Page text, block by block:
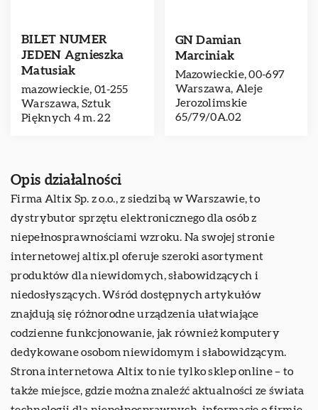
BILET NUMER
JEDEN Agnieszka
Matusiak
mazowieckie, 01-255
Warszawa, Sztuk
Pięknych 4 m. 22
GN Damian
Marciniak
Mazowieckie, 00-697
Warszawa, Aleje
Jerozolimskie
65/79/0A.02
Opis działalności
Firma Altix Sp. z o.o., z siedzibą w Warszawie, to
dystrybutor sprzętu elektronicznego dla osób z
niepełnosprawnościami wzroku. Na swojej stronie
internetowej altix.pl oferuje szeroki asortyment
produktów dla niewidomych, słabowidzących i
niedosłyszących. Wśród dostępnych artykułów
znajdują się różnorodne urządzenia ułatwiające
codzienne funkcjonowanie, jak również komputery
dedykowane osobom niewidomym i słabowidzącym.
Strona internetowa Altix to nie tylko sklep online – to
także miejsce, gdzie można znaleźć aktualności ze świata